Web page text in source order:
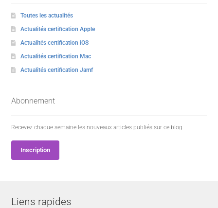
Toutes les actualités
Actualités certification Apple
Actualités certification iOS
Actualités certification Mac
Actualités certification Jamf
Abonnement
Recevez chaque semaine les nouveaux articles publiés sur ce blog
Inscription
Liens rapides